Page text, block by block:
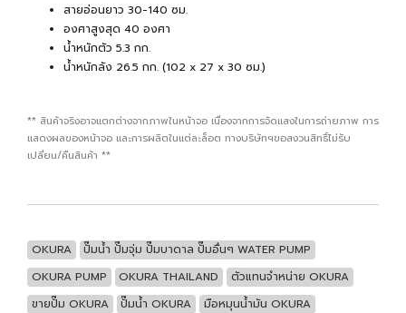
สายอ่อนยาว 30-140 ซม.
องศาสูงสุด 40 องศา
น้ำหนักตัว 5.3 กก.
น้ำหนักลัง 26.5 กก. (102 x 27 x 30 ซม.)
** สินค้าจริงอาจแตกต่างจากภาพในหน้าจอ เนื่องจากการจัดแสงในการถ่ายภาพ การ
แสดงผลของหน้าจอ และการผลิตในแต่ละล็อต ทางบริษัทฯขอสงวนสิทธิ์ไม่รับ
เปลี่ยน/คืนสินค้า **
OKURA
ปั๊มน้ำ ปั๊มจุ่ม ปั๊มบาดาล ปั๊มอื่นๆ WATER PUMP
OKURA PUMP
OKURA THAILAND
ตัวแทนจำหน่าย OKURA
ขายปั๊ม OKURA
ปั๊มน้ำ OKURA
มือหมุนน้ำมัน OKURA